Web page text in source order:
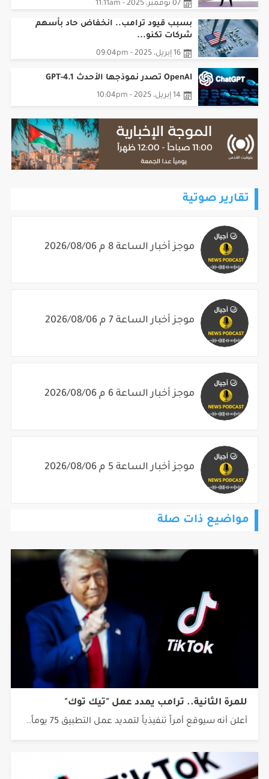
07 نوفمبر، 2025 - 11:11am
بسبب قيود ترامب.. انخفاض حاد بأسهم
شركات تكنو...
16 إبريل، 2025 - 09:04pm
OpenAI تصدر نموذجها الأحدث GPT-4.1
14 إبريل، 2025 - 10:04pm
تقارير صوتية
موجز أخبار الساعة 8 م 2026/08/06
موجز أخبار الساعة 7 م 2026/08/06
موجز أخبار الساعة 6 م 2026/08/06
موجز أخبار الساعة 5 م 2026/08/06
مواضيع ذات صلة
للمرة الثانية.. ترامب يمدد عمل "تيك توك"
أعلن أنه سيوقع أمراً تنفيذياً لتمديد عمل التطبيق 75 يوماً..